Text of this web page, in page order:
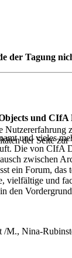
der Tagung
und CIfA
und vieles
Die von
zwischen
ein Forum, das
vielfältige und
den
/M., Nina-
der Seite zur